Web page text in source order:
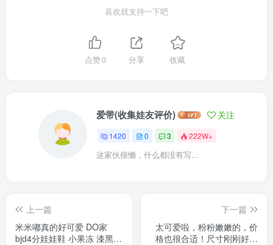
喜欢就支持一下吧
点赞0 分享 收藏
爱带(收集娃友评价) 关注
1420 0 3 222W+
这家伙很懒，什么都没有写...
上一篇
米米嘟真的好可爱 DO家
bjd4分娃娃鞋 小果冻 漆黑 4
下一篇
太可爱啦，粉粉嫩嫩的，价
格也很合适！尺寸刚刚好！